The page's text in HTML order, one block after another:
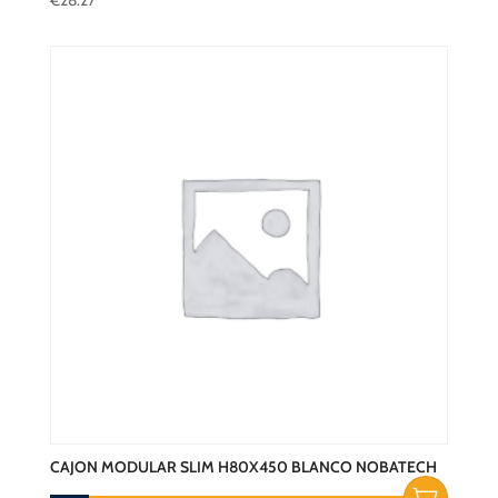
CAJON MODULAR SLIM H80X450 BLANCO NOBATECH